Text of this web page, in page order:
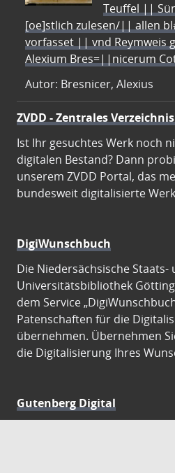
Teuffel ||
[oe]stlich zulesen/|| allen
vorfasset || vnd Reymweis
Alexium Bres=||nicerum
Autor: Bresnicer, Alexius
ZVDD - Zentrales
Ist Ihr gesuchtes Werk noch
digitalen Bestand? Dann
unserem ZVDD Portal, das
bundesweit digitalisierte
DigiWunschbuch
Die Niedersächsische Staats-
Universitätsbibliothek
dem Service
Patenschaften für die
übernehmen. Übernehmen
die Digitalisierung Ihres
Gutenberg Digital